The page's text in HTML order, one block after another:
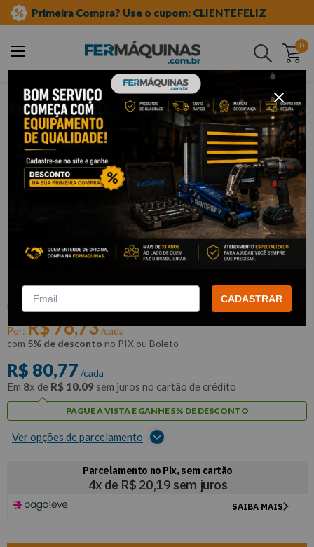
Primeira Compra? Use o cupom: CLIENTEFELIZ
0
Buscar
ferramentas automotivas especiais
linha chevrolet-gm
motor
Chave Hexalobular T55 p/ Parafusos
do Cabeçote - RAVEN
R131154
RAVEN
Por: R$76,73/cada
com 5% de desconto no PIX ou Boleto
R$ 80,77 /cada
Em 8x de R$ 10,09 sem juros no cartão de crédito
PAGUE À VISTA E GANHE 5% DE DESCONTO
Ver opções de parcelamento
CADASTRAR